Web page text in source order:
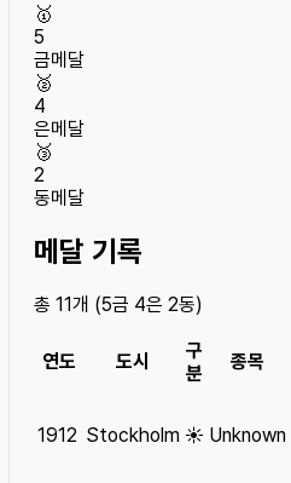
🥇
5
금메달
🥈
4
은메달
🥉
2
동메달
메달 기록
총 11개 (5금 4은 2동)
연도 도시
구
분
종목
1912 Stockholm ☀️ Unknown